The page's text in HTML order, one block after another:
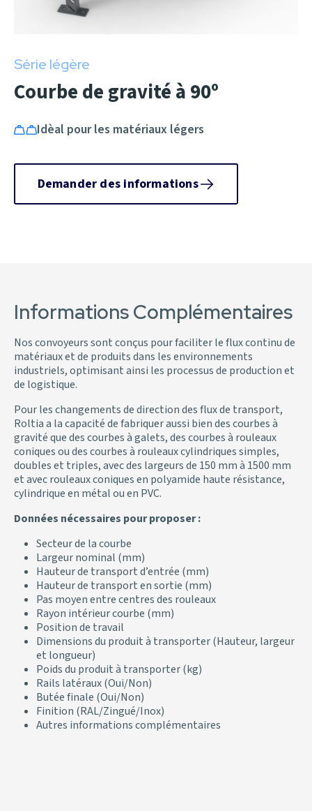
Série légère
Courbe de gravité à 90º
Idèal pour les matériaux légers
Demander des informations
Informations Complémentaires
Nos convoyeurs sont conçus pour faciliter le flux continu de
matériaux et de produits dans les environnements
industriels, optimisant ainsi les processus de production et
de logistique.
Pour les changements de direction des flux de transport,
Roltia a la capacité de fabriquer aussi bien des courbes à
gravité que des courbes à galets, des courbes à rouleaux
coniques ou des courbes à rouleaux cylindriques simples,
doubles et triples, avec des largeurs de 150 mm à 1500 mm
et avec rouleaux coniques en polyamide haute résistance,
cylindrique en métal ou en PVC.
Données nécessaires pour proposer :
Secteur de la courbe
Largeur nominal (mm)
Hauteur de transport d’entrée (mm)
Hauteur de transport en sortie (mm)
Pas moyen entre centres des rouleaux
Rayon intérieur courbe (mm)
Position de travail
Dimensions du produit à transporter (Hauteur, largeur
et longueur)
Poids du produit à transporter (kg)
Rails latéraux (Oui/Non)
Butée finale (Oui/Non)
Finition (RAL/Zingué/Inox)
Autres informations complémentaires